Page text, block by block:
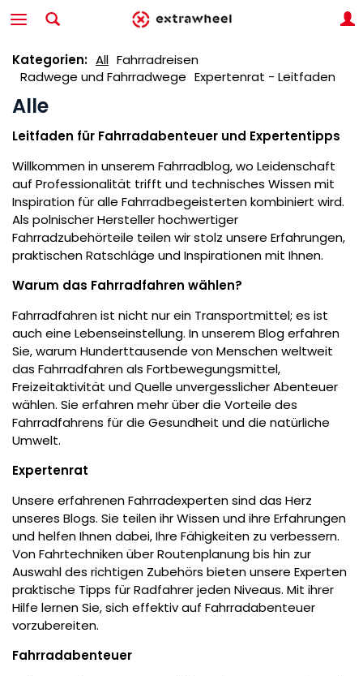
Kategorien: All Fahrradreisen
Radwege und Fahrradwege Expertenrat - Leitfaden
Alle
Leitfaden für Fahrradabenteuer und Expertentipps
Willkommen in unserem Fahrradblog, wo Leidenschaft
auf Professionalität trifft und technisches Wissen mit
Inspiration für alle Fahrradbegeisterten kombiniert wird.
Als polnischer Hersteller hochwertiger
Fahrradzubehörteile teilen wir stolz unsere Erfahrungen,
praktischen Ratschläge und Inspirationen mit Ihnen.
Warum das Fahrradfahren wählen?
Fahrradfahren ist nicht nur ein Transportmittel; es ist
auch eine Lebenseinstellung. In unserem Blog erfahren
Sie, warum Hunderttausende von Menschen weltweit
das Fahrradfahren als Fortbewegungsmittel,
Freizeitaktivität und Quelle unvergesslicher Abenteuer
wählen. Sie erfahren mehr über die Vorteile des
Fahrradfahrens für die Gesundheit und die natürliche
Umwelt.
Expertenrat
Unsere erfahrenen Fahrradexperten sind das Herz
unseres Blogs. Sie teilen ihr Wissen und ihre Erfahrungen
und helfen Ihnen dabei, Ihre Fähigkeiten zu verbessern.
Von Fahrtechniken über Routenplanung bis hin zur
Auswahl des richtigen Zubehörs bieten unsere Experten
praktische Tipps für Radfahrer jeden Niveaus. Mit ihrer
Hilfe lernen Sie, sich effektiv auf Fahrradabenteuer
vorzubereiten.
Fahrradabenteuer